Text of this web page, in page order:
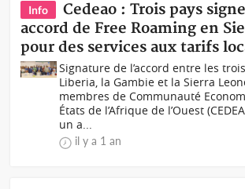
Info
Cedeao : Trois pays
accord de Free Roaming en
pour des services aux tarifs
Signature de l’accord entre les
Liberia, la Gambie et la Sierra
membres de Communauté
États de l’Afrique de l’Ouest
un a...
il y a 1 an